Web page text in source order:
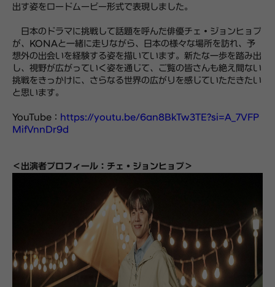
出す姿をロードムービー形式で表現しました。
日本のドラマに挑戦して話題を呼んだ俳優チェ・ジョンヒョプ
が、KONAと一緒に走りながら、日本の様々な場所を訪れ、予
想外の出会いを経験する姿を描いています。新たな一歩を踏み出
し、視野が広がっていく姿を通じて、ご覧の皆さんも絶え間ない
挑戦をきっかけに、さらなる世界の広がりを感じていただきたい
と思います。
YouTube： https://youtu.be/6an8BkTw3TE?si=A_7VFP
MifVnnDr9d
＜出演者プロフィール：チェ・ジョンヒョプ＞